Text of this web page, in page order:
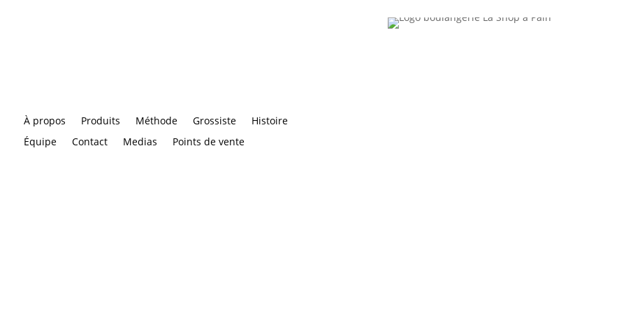
À propos Produits Méthode Grossiste
Histoire
Équipe
Contact Medias Points de vente